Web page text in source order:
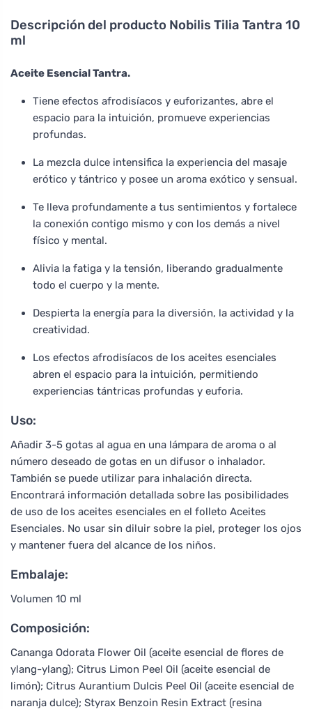
Descripción del producto Nobilis Tilia Tantra 10
ml
Aceite Esencial Tantra.
Tiene efectos afrodisíacos y euforizantes, abre el
espacio para la intuición, promueve experiencias
profundas.
La mezcla dulce intensifica la experiencia del masaje
erótico y tántrico y posee un aroma exótico y sensual.
Te lleva profundamente a tus sentimientos y fortalece
la conexión contigo mismo y con los demás a nivel
físico y mental.
Alivia la fatiga y la tensión, liberando gradualmente
todo el cuerpo y la mente.
Despierta la energía para la diversión, la actividad y la
creatividad.
Los efectos afrodisíacos de los aceites esenciales
abren el espacio para la intuición, permitiendo
experiencias tántricas profundas y euforia.
Uso:
Añadir 3-5 gotas al agua en una lámpara de aroma o al
número deseado de gotas en un difusor o inhalador.
También se puede utilizar para inhalación directa.
Encontrará información detallada sobre las posibilidades
de uso de los aceites esenciales en el folleto Aceites
Esenciales. No usar sin diluir sobre la piel, proteger los ojos
y mantener fuera del alcance de los niños.
Embalaje:
Volumen 10 ml
Composición:
Cananga Odorata Flower Oil (aceite esencial de flores de
ylang-ylang); Citrus Limon Peel Oil (aceite esencial de
limón); Citrus Aurantium Dulcis Peel Oil (aceite esencial de
naranja dulce); Styrax Benzoin Resin Extract (resina